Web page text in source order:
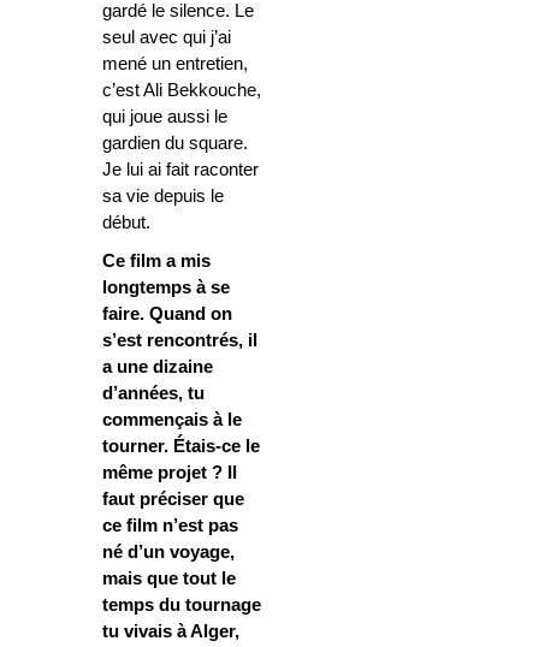
gardé le silence. Le
seul avec qui j’ai
mené un entretien,
c’est Ali Bekkouche,
qui joue aussi le
gardien du square.
Je lui ai fait raconter
sa vie depuis le
début.
Ce film a mis
longtemps à se
faire. Quand on
s’est rencontrés, il
a une dizaine
d’années, tu
commençais à le
tourner. Étais-ce le
même projet ? Il
faut préciser que
ce film n’est pas
né d’un voyage,
mais que tout le
temps du tournage
tu vivais à Alger,